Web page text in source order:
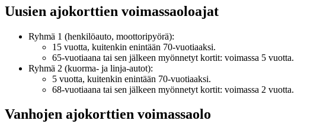
Uusien ajokorttien voimassaoloajat
Ryhmä 1 (henkilöauto, moottoripyörä):
15 vuotta, kuitenkin enintään 70-vuotiaaksi.
65-vuotiaana tai sen jälkeen myönnetyt kortit: voimassa 5 vuotta.
Ryhmä 2 (kuorma- ja linja-autot):
5 vuotta, kuitenkin enintään 70-vuotiaaksi.
68-vuotiaana tai sen jälkeen myönnetyt kortit: voimassa 2 vuotta.
Vanhojen ajokorttien voimassaolo